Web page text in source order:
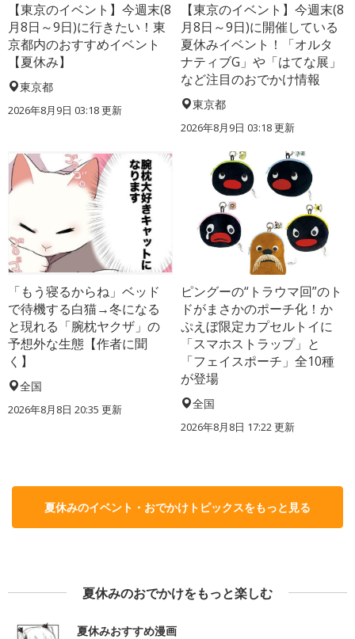
【東京のイベント】今週末(8
月8日～9日)に行きたい！東
京都内のおすすめイベント
【夏休み】
東京都
2026年8月9日 03:18更新
【東京のイベント】今週末(8
月8日～9日)に開催している
夏休みイベント！「オルタ
ナティブG」や「はてな展」
など注目のおでかけ情報
東京都
2026年8月9日 03:18更新
「もう寝るからね」ベッド
で待機する白猫→冬になる
と現れる「腕枕ヤクザ」の
予想外な生態【作者に聞
く】
全国
2026年8月8日 20:35 更新
ピングーの“トラウマ回”のト
ドがまさかのポーチ化！か
ぷえぼ限定カプセルトイに
「スマホストラップ」と
「フェイスポーチ」全10種
が登場
全国
2026年8月8日 17:22更新
夏休みのイベント・おでかけトピックスをもっと見る
夏休みのおでかけをもっと楽しむ
夏休みおすすめ漫画